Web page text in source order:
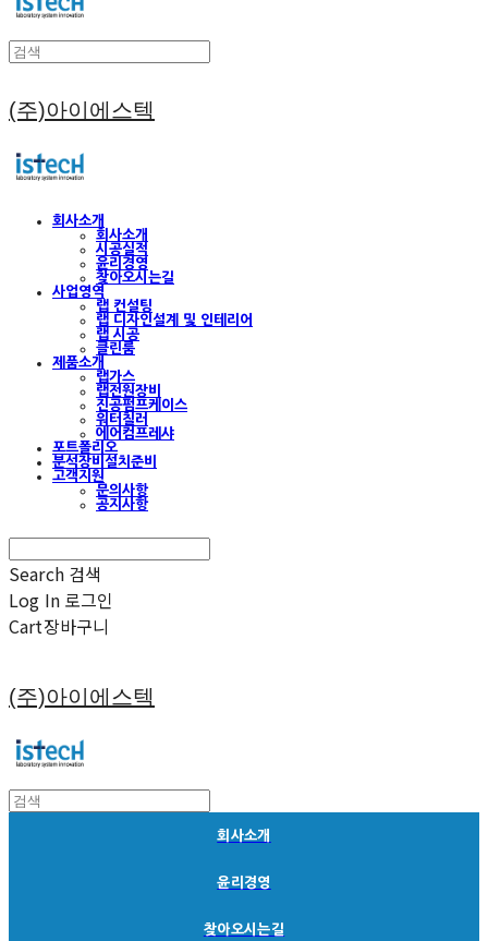
(주)아이에스텍
회사소개
회사소개
시공실적
윤리경영
찾아오시는길
사업영역
랩 컨설팅
랩 디자인설계 및 인테리어
랩 시공
클린룸
제품소개
랩가스
랩전원장비
진공펌프케이스
워터칠러
에어컴프레샤
포트폴리오
분석장비설치준비
고객지원
문의사항
공지사항
Search 검색
Log In 로그인
Cart장바구니
(주)아이에스텍
회사소개
윤리경영
찾아오시는길